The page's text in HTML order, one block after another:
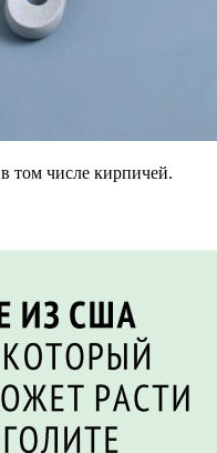
том числе кирпичей.